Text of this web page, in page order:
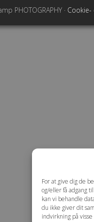
For at give dig de
og/eller få adgang
kan vi behandle
du ikke giver dit
indvirkning på
PHOTOGRAPHY · Cookie-